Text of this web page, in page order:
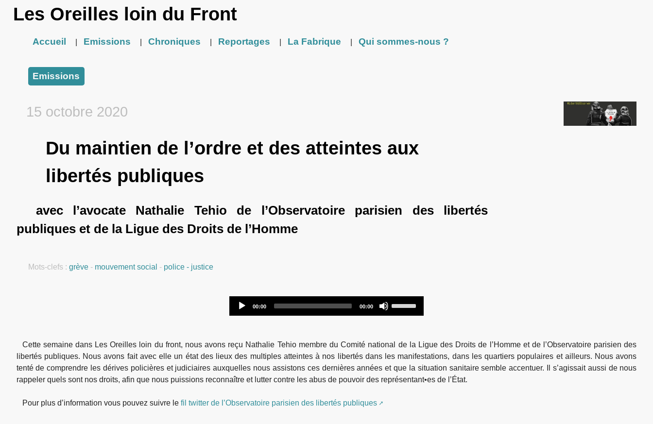
Les Oreilles loin du Front
Accueil Emissions Chroniques Reportages La Fabrique Qui sommes-nous ?
Emissions
15 octobre 2020
Du maintien de l’ordre et des atteintes aux
libertés publiques
avec l’avocate Nathalie Tehio de l’Observatoire parisien des libertés
publiques et de la Ligue des Droits de l’Homme
Mots-clefs : grève- mouvement social - police - justice
00:00 00:00
to
increase
or
decrease
Cette semaine dans Les Oreilles loin du front, nous avons reçu Nathalie Tehio membre du Comité national de la Ligue des Droits de l’Homme et de l’Observatoire parisien des
libertés publiques. Nous avons fait avec elle un état des lieux des multiples atteintes à nos libertés dans les manifestations, dans les quartiers populaires et ailleurs. Nous avons
tenté de comprendre les dérives policières et judiciaires auxquelles nous assistons ces dernières années et que la situation sanitaire semble accentuer. Il s’agissait aussi de nous
rappeler quels sont nos droits, afin que nous puissions reconnaître et lutter contre les abus de pouvoir des représentant•es de l’État.
Pour plus d’information vous pouvez suivre le fil twitter de l’Observatoire parisien des libertés publiques